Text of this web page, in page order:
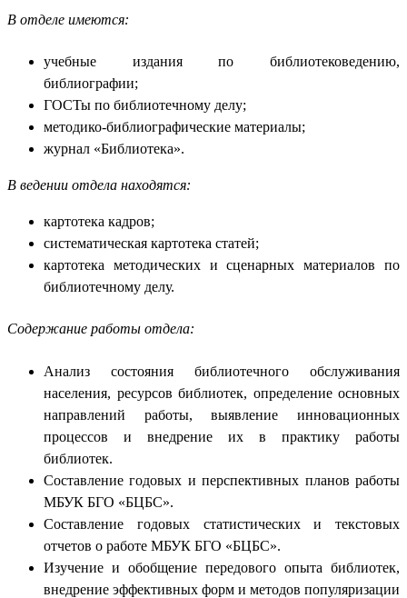
В отделе имеются:
учебные издания по библиотековедению,
библиографии;
ГОСТы по библиотечному делу;
методико-библиографические материалы;
журнал «Библиотека».
В ведении отдела находятся:
картотека кадров;
систематическая картотека статей;
картотека методических и сценарных материалов по
библиотечному делу.
Содержание работы отдела:
Анализ состояния библиотечного обслуживания
населения, ресурсов библиотек, определение основных
направлений работы, выявление инновационных
процессов и внедрение их в практику работы
библиотек.
Составление годовых и перспективных планов работы
МБУК БГО «БЦБС».
Составление годовых статистических и текстовых
отчетов о работе МБУК БГО «БЦБС».
Изучение и обобщение передового опыта библиотек,
внедрение эффективных форм и методов популяризации